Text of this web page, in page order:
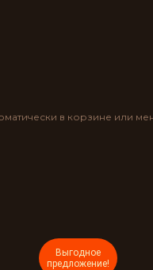
в корзине или
Выгодное
предложение!